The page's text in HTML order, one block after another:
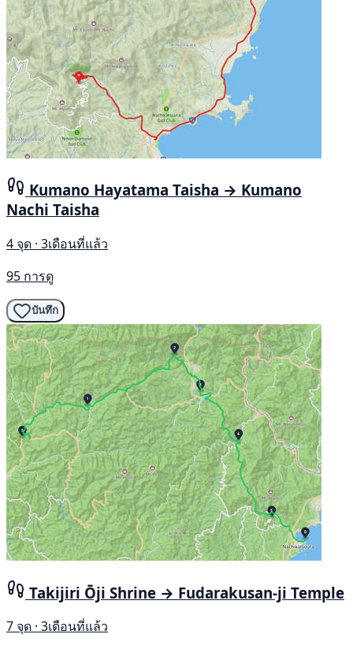
Kumano Hayatama Taisha → Kumano
Nachi Taisha
4 จุด · 3เดือนที่แล้ว
95 การดู
บันทึก
Takijiri Ōji Shrine → Fudarakusan-ji Temple
7 จุด · 3เดือนที่แล้ว